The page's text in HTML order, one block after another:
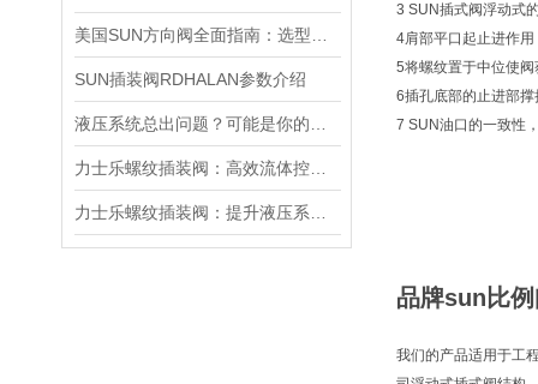
SUN插装阀RDHALAN参数介绍
3 SUN插式阀浮动式
4肩部平口起止进作
5将螺纹置于中位使
6插孔底部的止进部
7 SUN油口的一致性
品牌sun比
我们的产品适用于工